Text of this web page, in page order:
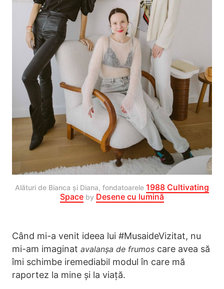
Alături de Bianca și Diana, fondatoarele 1988 Cultivating
Space by Desene cu lumină
Când mi-a venit ideea lui #MusaideVizitat, nu
mi-am imaginat avalanșa de frumos care avea să
îmi schimbe iremediabil modul în care mă
raportez la mine și la viață.